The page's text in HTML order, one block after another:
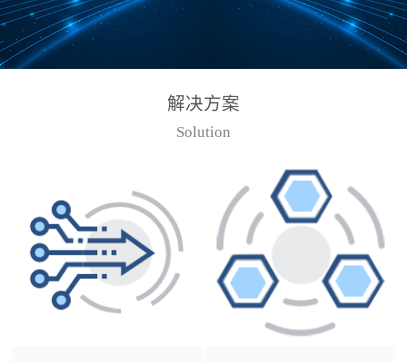
解决方案
Solution